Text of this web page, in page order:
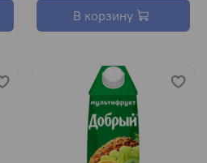
В корзину